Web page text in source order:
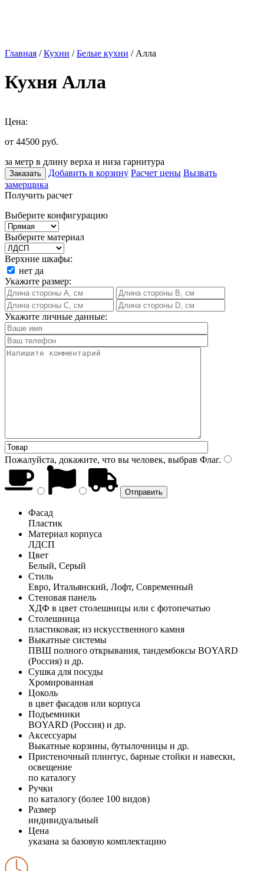
Главная /Кухни /Белые кухни / Алла
Кухня Алла
Цена:
от 44500 руб.
за метр в длину верха и низа гарнитура
Заказать Добавить в корзину Расчет цены Вызвать
замерщика
Получить расчет
Выберите конфигурацию
Выберите материал
Верхние шкафы:
нет да
Укажите размер:
Укажите личные данные:
Пожалуйста, докажите, что вы человек, выбрав Флаг.
Фасад
Пластик
Материал корпуса
ЛДСП
Цвет
Белый, Серый
Стиль
Евро, Итальянский, Лофт, Современный
Стеновая панель
ХДФ в цвет столешницы или с фотопечатью
Столешница
пластиковая; из искусственного камня
Выкатные системы
ПВШ полного открывания, тандембоксы BOYARD
(Россия) и др.
Сушка для посуды
Хромированная
Цоколь
в цвет фасадов или корпуса
Подъемники
BOYARD (Россия) и др.
Аксессуары
Выкатные корзины, бутылочницы и др.
Пристеночный плинтус, барные стойки и навески,
освещение
по каталогу
Ручки
по каталогу (более 100 видов)
Размер
индивидуальный
Цена
указана за базовую комплектацию